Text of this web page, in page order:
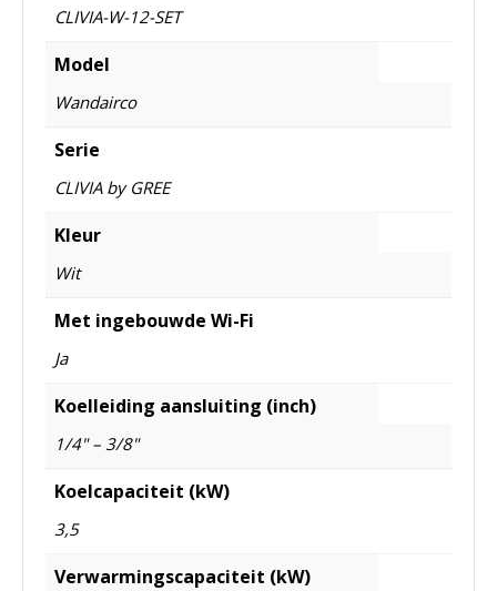
CLIVIA-W-12-SET
Model
Wandairco
Serie
CLIVIA by GREE
Kleur
Wit
Met ingebouwde Wi-Fi
Ja
Koelleiding aansluiting (inch)
1/4" – 3/8"
Koelcapaciteit (kW)
3,5
Verwarmingscapaciteit (kW)